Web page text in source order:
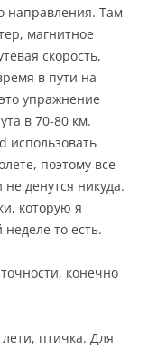
направления. Там
магнитное
скорость,
в пути на
упражнение
в 70-80 км.
использовать
поэтому все
денутся никуда.
которую я
то есть.
конечно
птичка. Для